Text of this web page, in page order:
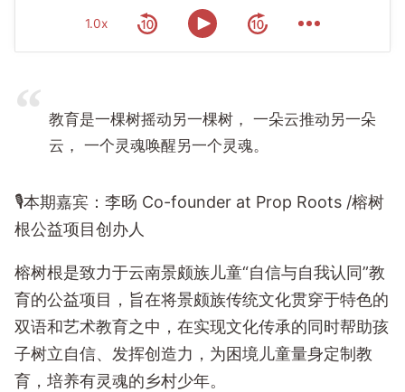
1.0x
教育是一棵树摇动另一棵树， 一朵云推动另一朵
云， 一个灵魂唤醒另一个灵魂。
🎙️本期嘉宾：李旸 Co-founder at Prop Roots /榕树
根公益项目创办人
榕树根是致力于云南景颇族儿童“自信与自我认同”教
育的公益项目，旨在将景颇族传统文化贯穿于特色的
双语和艺术教育之中，在实现文化传承的同时帮助孩
子树立自信、发挥创造力，为困境儿童量身定制教
育，培养有灵魂的乡村少年。